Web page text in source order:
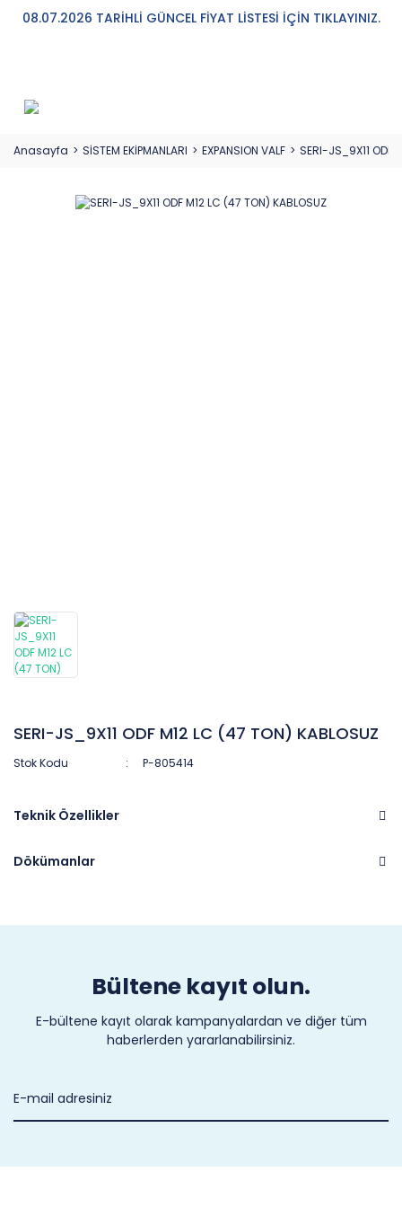
08.07.2026 TARİHLİ GÜNCEL FİYAT LİSTESİ İÇİN TIKLAYINIZ.
Anasayfa SİSTEM EKİPMANLARI EXPANSION VALF SERI-JS_9X11 ODF
SERI-JS_9X11 ODF M12 LC (47 TON) KABLOSUZ
Stok Kodu P-805414
Teknik Özellikler
Dökümanlar
Bültene kayıt olun.
E-bültene kayıt olarak kampanyalardan ve diğer tüm
haberlerden yararlanabilirsiniz.